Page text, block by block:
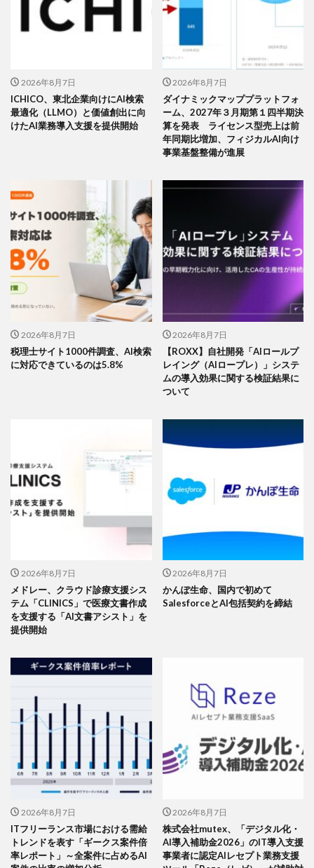
2026年8月7日
ICHICO、東北企業向けにAI検索
最適化（LLMO）と価値創出に向
けたAI業務導入支援を提供開始
2026年8月7日
ダイナミックマッププラットフォ
ーム、2027年３月期第１四半期決
算を発表 ライセンス型売上は前
年同期比増加、フィジカルAI向け
事業基盤整備が進展
2026年8月7日
税理士サイト1000件調査、AI検索
に対応できているのは5.8%
2026年8月7日
【ROXX】自社開発「AIロールプ
レイング（AIロープレ）」システ
ムの導入効果に関する検証結果に
ついて
2026年8月7日
メドレー、クラウド診療支援シス
テム「CLINICS」で医療文書作成
を支援する「AI文書アシスト」を
提供開始
2026年8月7日
かんぽ生命、国内で初めて
SalesforceとAI包括契約を締結
2026年8月7日
ITフリーランス市場における需給
トレンドを表す「ギークス案件倍
率レポート」～全案件に占めるAI
2026年8月7日
株式会社mutex、「デジタル化・
AI導入補助金2026」のIT導入支援
事業者に認定AIレセプト業務支援